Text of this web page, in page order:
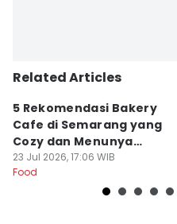
Related Articles
5 Rekomendasi Bakery
Cafe di Semarang yang
Cozy dan Menunya
Yummy
23 Jul 2026, 17:06 WIB
Food